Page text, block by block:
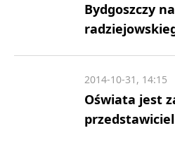
Bydgoszczy
Oświata jest
2014-10-31, 14:15